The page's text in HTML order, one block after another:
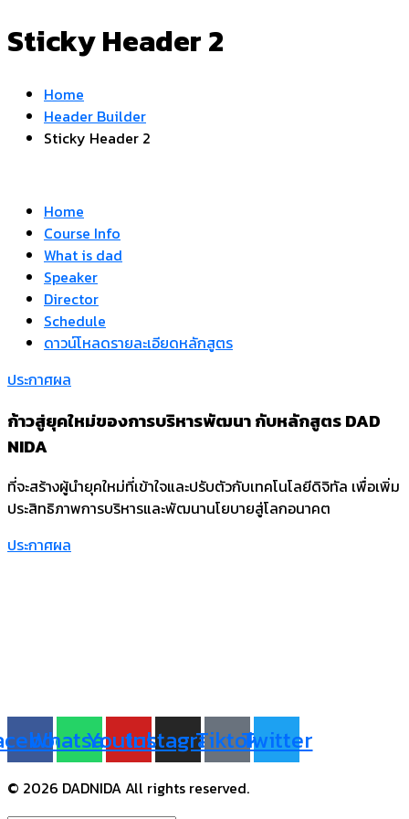
Sticky Header 2
Home
Header Builder
Sticky Header 2
Home
Course Info
What is dad
Speaker
Director
Schedule
ดาวน์โหลดรายละเอียดหลักสูตร
ประกาศผล
ก้าวสู่ยุคใหม่ของการบริหารพัฒนา กับหลักสูตร DAD
NIDA
ที่จะสร้างผู้นำยุคใหม่ที่เข้าใจและปรับตัวกับเทคโนโลยีดิจิทัล เพื่อเพิ่ม
ประสิทธิภาพการบริหารและพัฒนานโยบายสู่โลกอนาคต
ประกาศผล
Whatsapp
YoutubeInstagramTiktokTwitter
© 2026 DADNIDA All rights reserved.